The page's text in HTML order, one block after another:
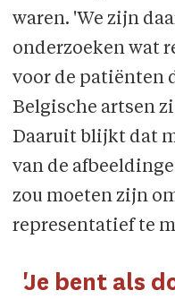
waren. 'We zijn
onderzoeken wat
voor de patiënten
Belgische artsen
Daaruit blijkt dat
van de
zou moeten zijn
representatief te
'Je bent als